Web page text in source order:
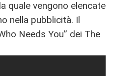
quale vengono elencate
nella pubblicità. Il
Needs You” dei The